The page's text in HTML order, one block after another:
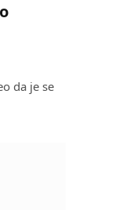
da je se